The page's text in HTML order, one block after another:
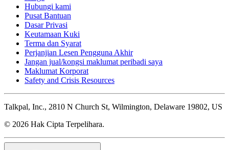
Hubungi kami
Pusat Bantuan
Dasar Privasi
Keutamaan Kuki
Terma dan Syarat
Perjanjian Lesen Pengguna Akhir
Jangan jual/kongsi maklumat peribadi saya
Maklumat Korporat
Safety and Crisis Resources
Talkpal, Inc., 2810 N Church St, Wilmington, Delaware 19802, US
© 2026 Hak Cipta Terpelihara.